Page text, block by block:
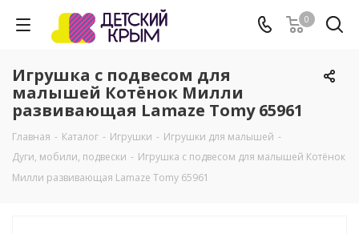
0
Игрушка с подвесом для
малышей Котёнок Милли
развивающая Lamaze Tomy 65961
Главная - Каталог - Игрушки - Игрушки для малышей -
Дуги, мобили, подвески - Игрушка с подвесом для малышей Котёнок
Милли развивающая Lamaze Tomy 65961